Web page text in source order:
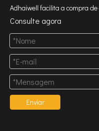
Adhaiwell facilita a compra
Consulte agora
Enviar